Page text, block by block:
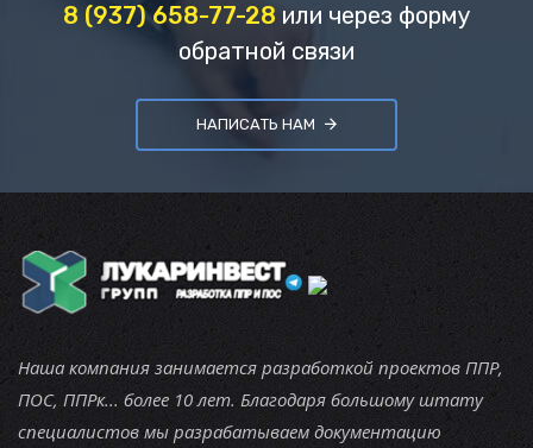
8 (937) 658-77-28 или через форму
обратной связи
НАПИСАТЬ НАМ
Наша компания занимается разработкой проектов ППР,
ПОС, ППРк... более 10 лет. Благодаря большому штату
специалистов мы разрабатываем документацию